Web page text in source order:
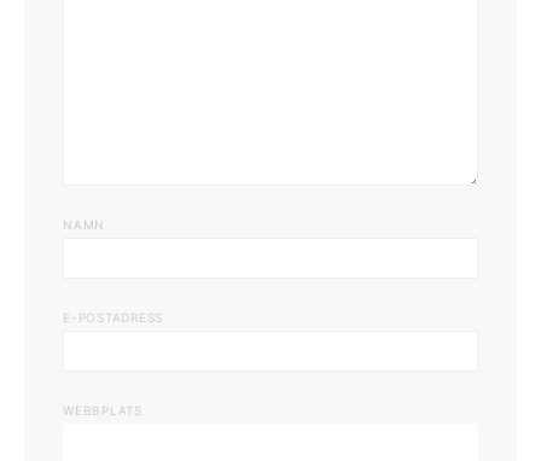
NAMN
E-POSTADRESS
WEBBPLATS